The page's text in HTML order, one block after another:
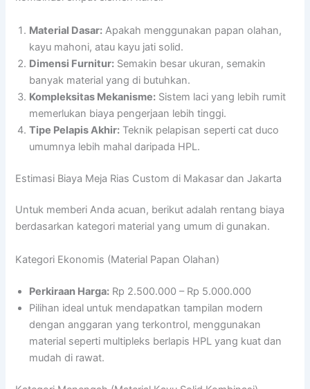
Material Dasar: Apakah menggunakan papan olahan,
kayu mahoni, atau kayu jati solid.
Dimensi Furnitur: Semakin besar ukuran, semakin
banyak material yang di butuhkan.
Kompleksitas Mekanisme: Sistem laci yang lebih rumit
memerlukan biaya pengerjaan lebih tinggi.
Tipe Pelapis Akhir: Teknik pelapisan seperti cat duco
umumnya lebih mahal daripada HPL.
Estimasi Biaya Meja Rias Custom di Makasar dan Jakarta
Untuk memberi Anda acuan, berikut adalah rentang biaya
berdasarkan kategori material yang umum di gunakan.
Kategori Ekonomis (Material Papan Olahan)
Perkiraan Harga: Rp 2.500.000 – Rp 5.000.000
Pilihan ideal untuk mendapatkan tampilan modern
dengan anggaran yang terkontrol, menggunakan
material seperti multipleks berlapis HPL yang kuat dan
mudah di rawat.